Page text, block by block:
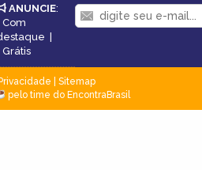
ANUNCIE:
Com
Grátis
Privacidade
Sitemap
pelo time do EncontraBrasil